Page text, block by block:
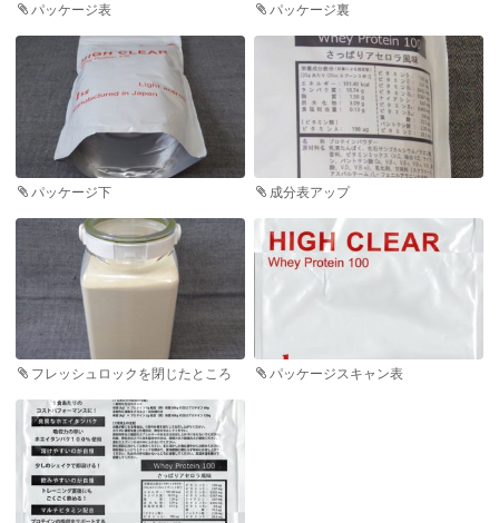
パッケージ表 パッケージ裏
パッケージ下 成分表アップ
フレッシュロックを閉じたところ パッケージスキャン表